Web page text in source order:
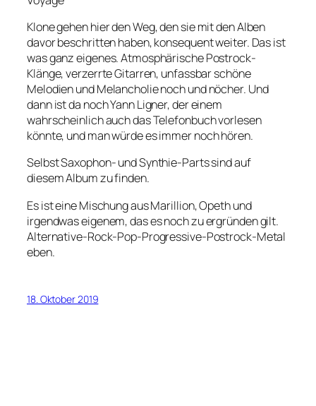
Klone gehen hier den Weg, den sie mit den Alben
davor beschritten haben, konsequent weiter. Das ist
was ganz eigenes. Atmosphärische Postrock-
Klänge, verzerrte Gitarren, unfassbar schöne
Melodien und Melancholie noch und nöcher. Und
dann ist da noch Yann Ligner, der einem
wahrscheinlich auch das Telefonbuch vorlesen
könnte, und man würde es immer noch hören.
Selbst Saxophon- und Synthie-Parts sind auf
diesem Album zu finden.
Es ist eine Mischung aus Marillion, Opeth und
irgendwas eigenem, das es noch zu ergründen gilt.
Alternative-Rock-Pop-Progressive-Postrock-Metal
eben.
18. Oktober 2019